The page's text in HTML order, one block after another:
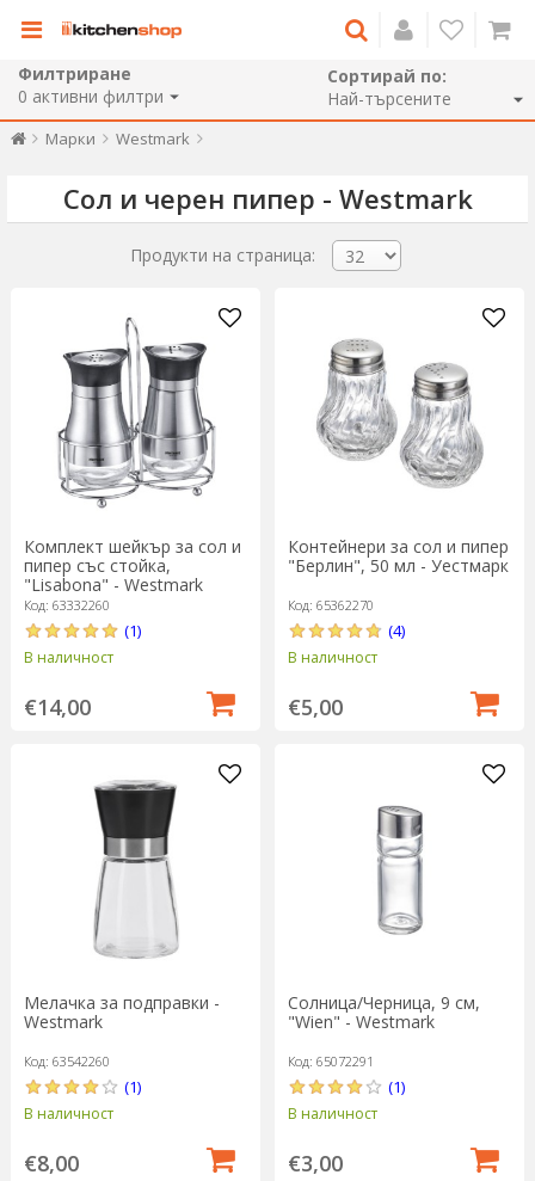
Филтриране
0 активни филтри
Сортирай по:
Марки Westmark
Сол и черен пипер - Westmark
Продукти на страница:
Комплект шейкър за сол и
пипер със стойка,
"Lisabona" - Westmark
Код: 63332260
(1)
В наличност
€14,00
Контейнери за сол и пипер
"Берлин", 50 мл - Уестмарк
Код: 65362270
(4)
В наличност
€5,00
Мелачка за подправки -
Westmark
Код: 63542260
(1)
В наличност
€8,00
Солница/Черница, 9 см,
"Wien" - Westmark
Код: 65072291
(1)
В наличност
€3,00